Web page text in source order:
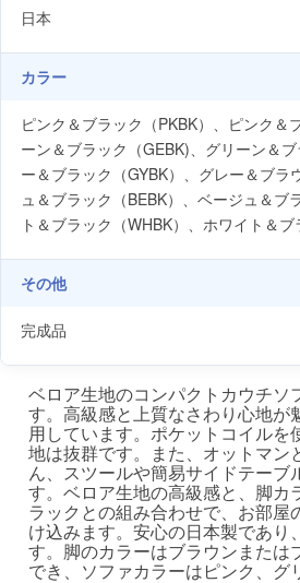
日本
カラー
ピンク＆ブラック（PKBK）、ピンク＆
ーン＆ブラック（GEBK)、グリーン＆
ー＆ブラック（GYBK）、グレー＆ブラ
ュ＆ブラック（BEBK）、ベージュ＆ブ
ト＆ブラック（WHBK）、ホワイト＆ブ
その他
完成品
ベロア生地のコンパクトカウチソ
す。高級感と上質なさわり心地が
用しています。ポケットコイルを
地は抜群です。また、オットマン
ん、スツールや簡易サイドテーブ
す。ベロア生地の高級感と、脚カ
ラックとの組み合わせで、お部屋
け込みます。安心の日本製であり
す。脚のカラーはブラウンまたは
でき、ソファカラーはピンク、グ